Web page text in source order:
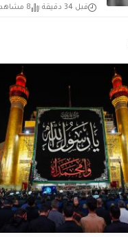
قبل 34 دقيقة 8 مشاهدات